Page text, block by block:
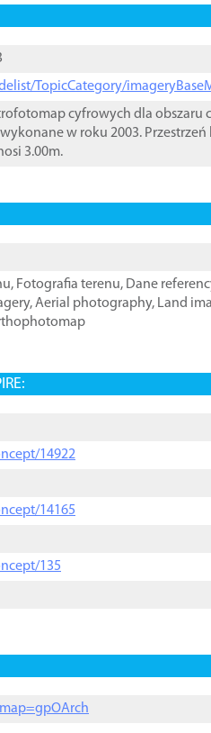
TopicCategory/
cyfrowych dla obszaru
w roku 2003. Przestrzeń
3.00m.
, Fotografia terenu, Dane
,Aerial photography, Land
14922
14165
135